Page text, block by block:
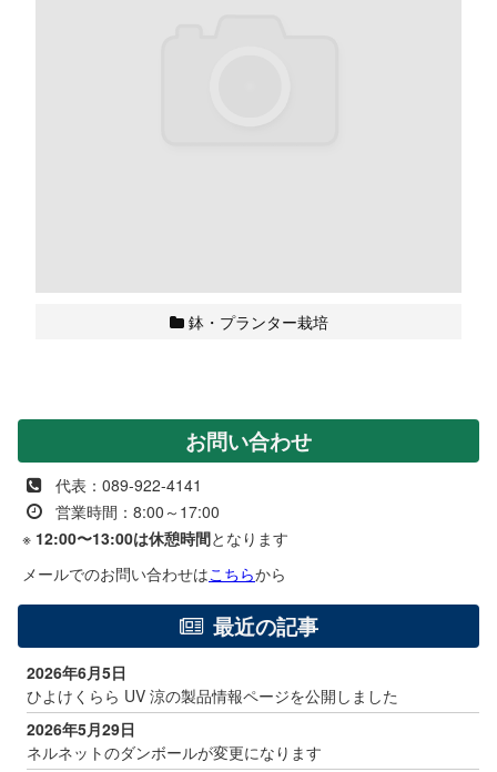
鉢・プランター栽培
お問い合わせ
代表：089-922-4141
営業時間：8:00～17:00
※ 12:00〜13:00は休憩時間となります
メールでのお問い合わせはこちらから
最近の記事
2026年6月5日
ひよけくらら UV 涼の製品情報ページを公開しました
2026年5月29日
ネルネットのダンボールが変更になります